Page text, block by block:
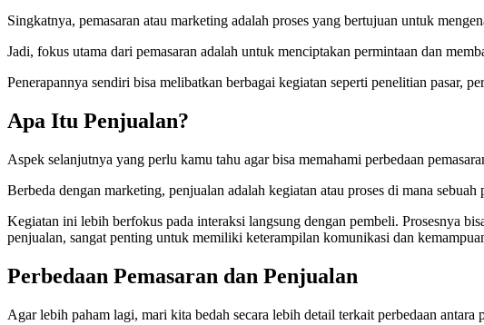
Singkatnya, pemasaran atau marketing adalah proses yang bertujuan untuk
Jadi, fokus utama dari pemasaran adalah untuk menciptakan permintaan dan
Penerapannya sendiri bisa melibatkan berbagai kegiatan seperti penelitian pasar,
Apa Itu Penjualan?
Aspek selanjutnya yang perlu kamu tahu agar bisa memahami perbedaan
Berbeda dengan marketing, penjualan adalah kegiatan atau proses di mana
Kegiatan ini lebih berfokus pada interaksi langsung dengan pembeli. Prosesnya
penjualan, sangat penting untuk memiliki keterampilan komunikasi dan
Perbedaan Pemasaran dan Penjualan
Agar lebih paham lagi, mari kita bedah secara lebih detail terkait perbedaan antara